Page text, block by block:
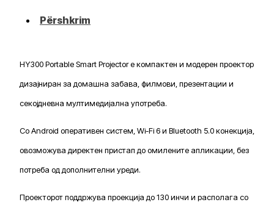
Përshkrim
HY300 Portable Smart Projector е компактен и модерен проектор
дизајниран за домашна забава, филмови, презентации и
секојдневна мултимедијална употреба.
Со Android оперативен систем, Wi-Fi 6 и Bluetooth 5.0 конекција,
овозможува директен пристап до омилените апликации, без
потреба од дополнителни уреди.
Проекторот поддржува проекција до 130 инчи и располага со